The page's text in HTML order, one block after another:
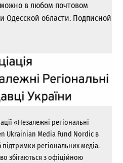
можно в любом почтовом
Одесской области. Подписной
«Незалежні регіональні
Ukrainian Media Fund Nordic в
підтримки регіональних медіа.
збігаються з офіційною